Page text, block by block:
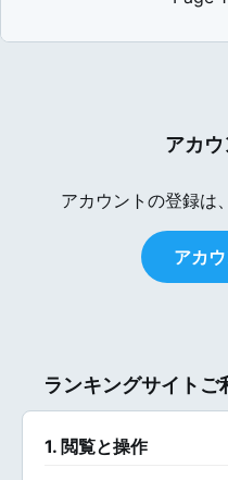
アカ
アカウントの登録は
アカ
ランキングサイトご
1. 閲覧と操作